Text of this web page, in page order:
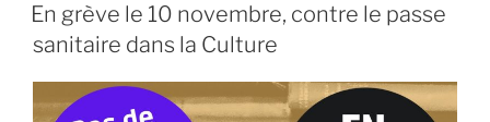
LE
En grève le 10 novembre, contre le passe
sanitaire dans la Culture